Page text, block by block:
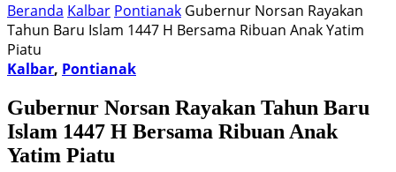
Beranda Kalbar Pontianak Gubernur Norsan Rayakan
Tahun Baru Islam 1447 H Bersama Ribuan Anak Yatim
Piatu
Kalbar, Pontianak
Gubernur Norsan Rayakan Tahun Baru
Islam 1447 H Bersama Ribuan Anak
Yatim Piatu